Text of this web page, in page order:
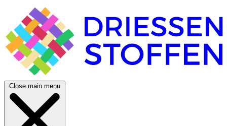
Close main menu